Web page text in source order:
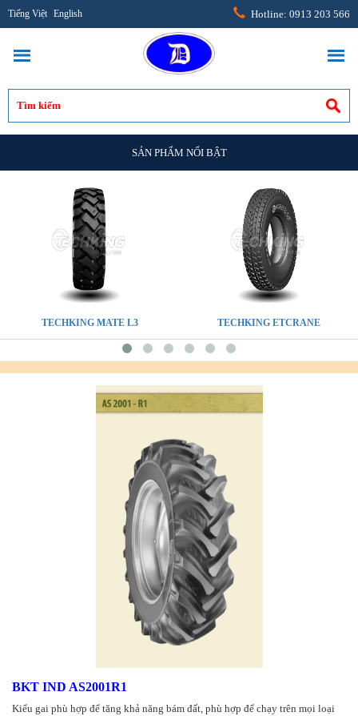
Tiếng Việt English Hotline: 0913 203 566
SẢN PHẨM NỔI BẬT
TECHKING MATE L3 TECHKING ETCRANE
BKT IND AS2001R1
Kiểu gai phù hợp để tăng khả năng bám đất, phù hợp để chạy trên mọi loại